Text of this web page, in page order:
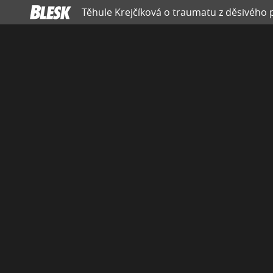
Těhule Krejčíková o traumatu z děsivého